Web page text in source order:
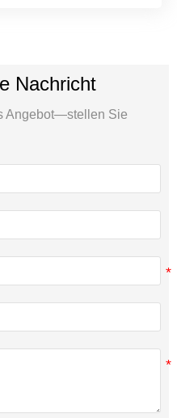
Nachricht
Angebot—stellen Sie